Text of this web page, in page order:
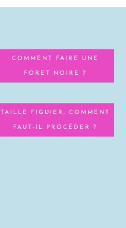
COMMENT FAIRE UNE
FORET NOIRE ?
TAILLE FIGUIER, COMMENT
FAUT-IL PROCÉDER ?